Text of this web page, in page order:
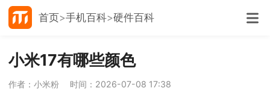
首页 手机百科 硬件百科
小米17有哪些颜色
作者：小米粉 时间：2026-07-08 17:38